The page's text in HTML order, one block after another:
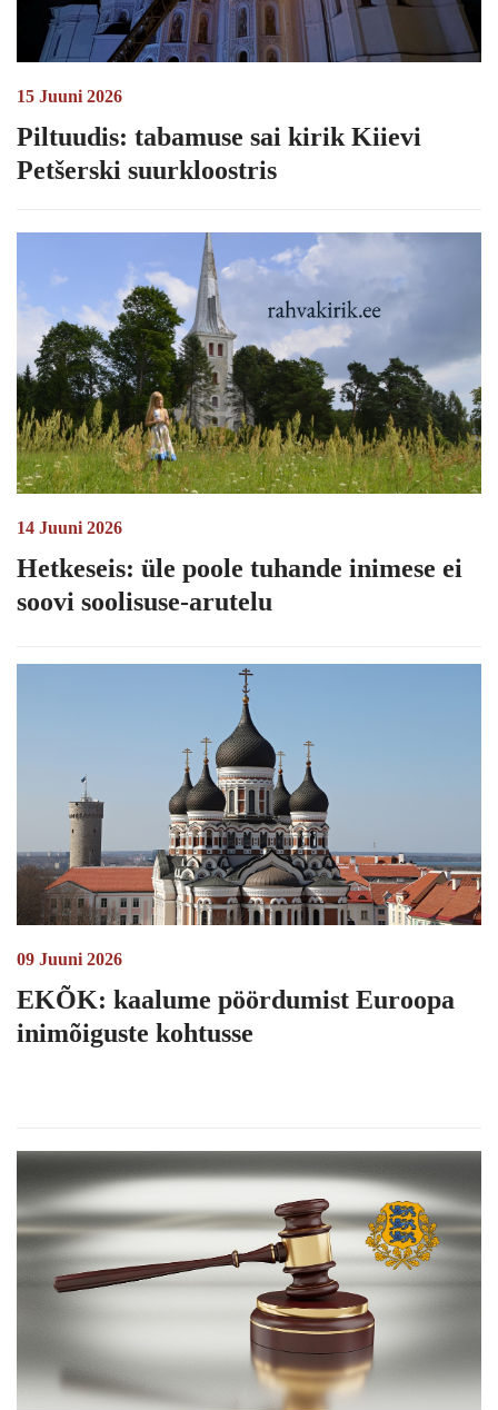
15 Juuni 2026
Piltuudis: tabamuse sai kirik Kiievi
Petšerski suurkloostris
14 Juuni 2026
Hetkeseis: üle poole tuhande inimese ei
soovi soolisuse-arutelu
09 Juuni 2026
EKÕK: kaalume pöördumist Euroopa
inimõiguste kohtusse